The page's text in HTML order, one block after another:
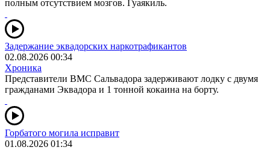
полным отсутствием мозгов. Гуаякиль.
Задержание эквадорских наркотрафикантов
02.08.2026 00:34
Хроника
Представители ВМС Сальвадора задерживают лодку с двумя
гражданами Эквадора и 1 тонной кокаина на борту.
Горбатого могила исправит
01.08.2026 01:34